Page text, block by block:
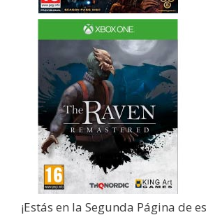
¡Estás en la Segunda Página de